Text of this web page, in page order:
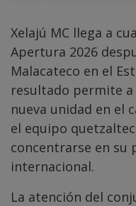
Xelajú MC llega a
Apertura 2026
Malacateco en el
resultado permite a
nueva unidad en el
el equipo
concentrarse en su
internacional.
La atención del